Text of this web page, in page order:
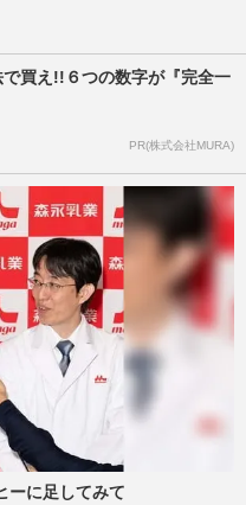
買え!!６つの数字が『完全一
PR(株式会社MURA)
ーに足してみて